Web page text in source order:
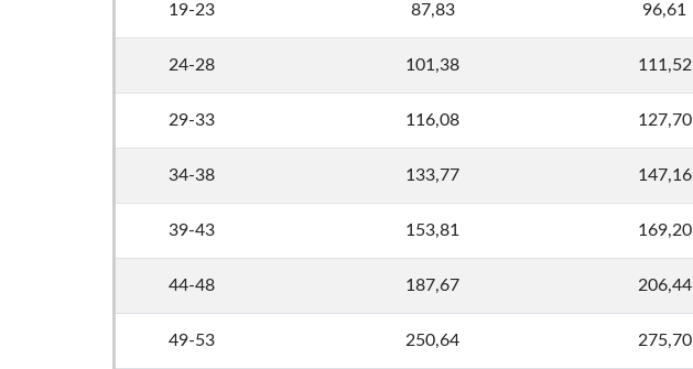
19-23 87,83 96,61
24-28 101,38 111,52
29-33 116,08 127,70
34-38 133,77 147,16
39-43 153,81 169,20
44-48 187,67 206,44
49-53 250,64 275,70